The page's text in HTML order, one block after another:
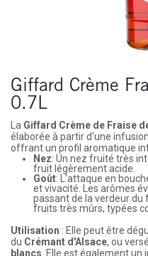
Giffard Crème
0.7L
La Giffard Crème de Fraise
élaborée à partir d'une
offrant un profil aromatique
Nez: Un nez fruité très
fruit légèrement acide.
Goût: L'attaque en
et vivacité. Les arômes
passant de la verdeur du
fruits très mûrs, typées
Utilisation : Elle peut être
du Crémant d'Alsace, ou
blancs . Elle est également